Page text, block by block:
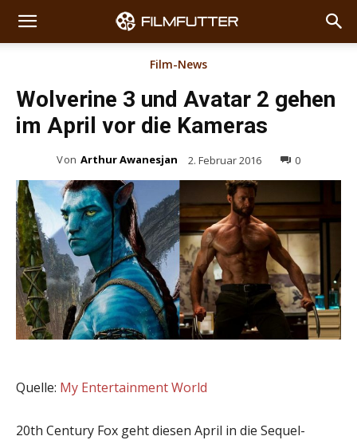
Film-News
Wolverine 3 und Avatar 2 gehen
im April vor die Kameras
Von Arthur Awanesjan 2. Februar 2016 0
Quelle: My Entertainment World
20th Century Fox geht diesen April in die Sequel-